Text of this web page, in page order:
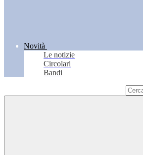
Novità
Le notizie
Circolari
Bandi